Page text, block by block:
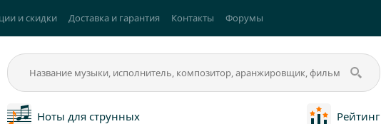
и скидки Доставка и гарантия Контакты Форумы
Ноты для струнных Рейтинг